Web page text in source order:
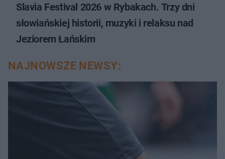
Slavia Festival 2026 w Rybakach. Trzy dni
słowiańskiej historii, muzyki i relaksu nad
Jeziorem Łańskim
NAJNOWSZE NEWSY: